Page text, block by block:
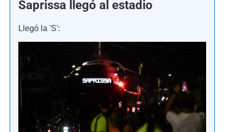
Saprissa llegó al estadio
Llegó la 'S':